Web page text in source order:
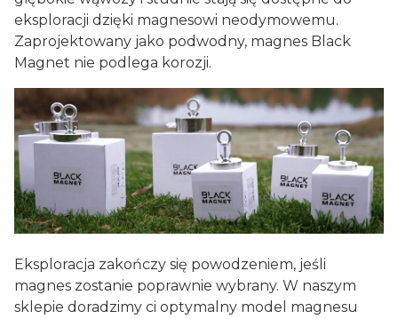
eksploracji dzięki magnesowi neodymowemu.
Zaprojektowany jako podwodny, magnes Black
Magnet nie podlega korozji.
Eksploracja zakończy się powodzeniem, jeśli
magnes zostanie poprawnie wybrany. W naszym
sklepie doradzimy ci optymalny model magnesu